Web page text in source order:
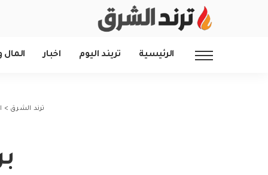
الرئيسية تريند اليوم اخبار المال
ترند الشرق >